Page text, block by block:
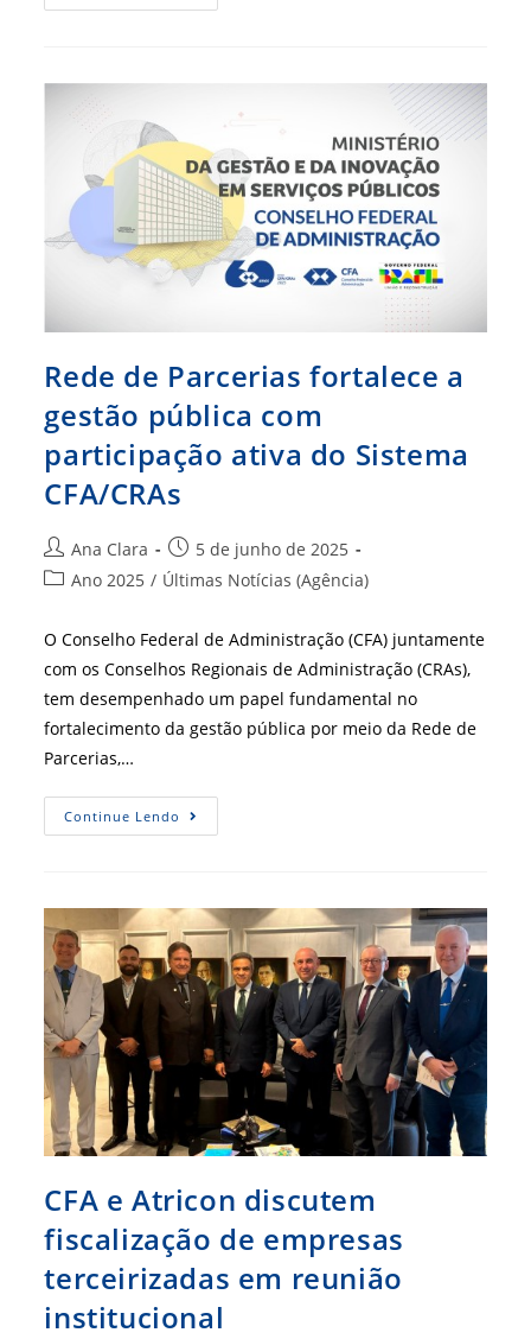
Federal
Reuniões
Estratégicas
Para
Fortalecer
A
Profissão
Rede de Parcerias fortalece a
gestão pública com
participação ativa do Sistema
CFA/CRAs
Autor
do
Ana Clara
Post
publicado:
5 de junho de 2025
Categoria
Ano 2025 / Últimas Notícias (Agência)
O Conselho Federal de Administração (CFA) juntamente
com os Conselhos Regionais de Administração (CRAs),
tem desempenhado um papel fundamental no
fortalecimento da gestão pública por meio da Rede de
Parcerias,…
Continue Lendo Rede
De
Pública
Com
Participação
Ativa
Do
Sistema
CFA/CRAs
CFA e Atricon discutem
fiscalização de empresas
terceirizadas em reunião
institucional